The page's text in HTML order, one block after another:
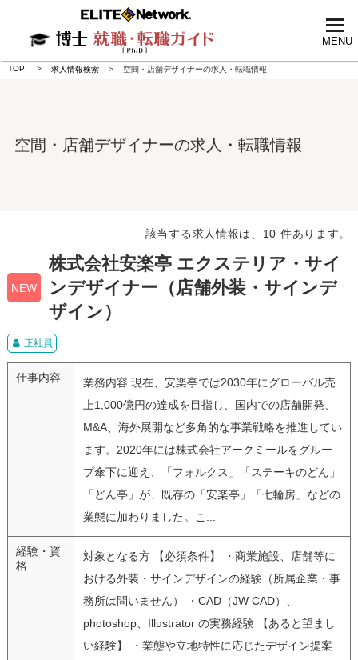
MENU
TOP 求人情報検索 空間・店舗デザイナーの求人・転職情報
空間・店舗デザイナーの求人・転職情報
該当する求人情報は、10 件あります。
NEW
株式会社安楽亭 エクステリア・サイ
ンデザイナー（店舗外装・サインデ
ザイン）
正社員
仕事内容
業務内容 現在、安楽亭では2030年にグローバル売
上1,000億円の達成を目指し、国内での店舗開発、
M&A、海外展開など多角的な事業戦略を推進してい
ます。2020年には株式会社アークミールをグルー
プ傘下に迎え、「フォルクス」「ステーキのどん」
「どん亭」が、既存の「安楽亭」「七輪房」などの
業態に加わりました。こ...
経験・資
格
対象となる方 【必須条件】 ・商業施設、店舗等に
おける外装・サインデザインの経験（所属企業・事
務所は問いません） ・CAD（JW CAD）、
photoshop、Illustrator の実務経験 【あると望まし
い経験】 ・業態や立地特性に応じたデザイン提案